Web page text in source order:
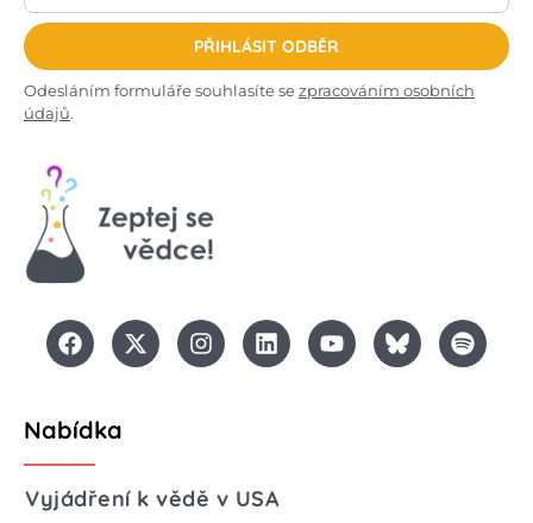
PŘIHLÁSIT ODBĚR
Odesláním formuláře souhlasíte sezpracováním osobních
údajů.
Nabídka
Vyjádření k vědě v USA